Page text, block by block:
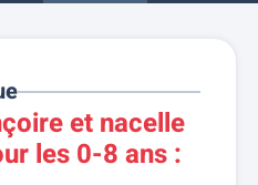
et nacelle
les 0-8 ans :